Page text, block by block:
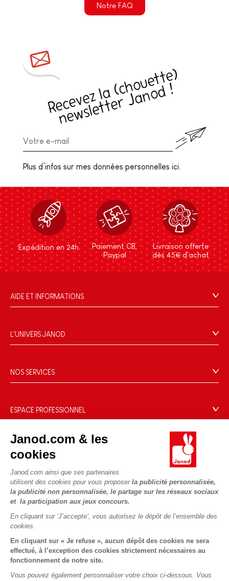
Janod.com & les
cookies
Janod.com ainsi que ses partenaires
utilisent des cookies pour vous proposer la publicité personnalisée,
la publicité non personnalisée, le partage sur les réseaux sociaux
et la participation aux jeux concours.
En cliquant sur ‘J’accepte’, vous autorisez le dépôt de l’ensemble des
cookies.
En cliquant sur « Je refuse », aucun dépôt des cookies ne sera
effectué, à l’exception des cookies strictement nécessaires au
fonctionnement de notre site.
Vous pouvez également personnaliser votre choix ci-dessous. Vous
Notre FAQ
R
e
c
e
v
e
z
l
a
(
c
h
o
u
e
t
t
e
)
n
e
w
sl
e
t
t
e
r
J
a
n
o
d
!
Plus d’infos sur mes données personnelles ici.
Expédition en 24h
Paiement CB,
Paypal
Livraison offerte
dès 45€ d'achat
AIDE ET INFORMATIONS
FAQ
Contact
Rappel Produits
Données personnelles
Gestion des cookies
Conditions du #YesJanod
L'UNIVERS JANOD
Le design
Blog Conseils d'Experts
Le FSC®, c'est quoi ?
Sélection de jouets par âge
Fiche environnementale
NOS SERVICES
Paiement
Livraison
Règles du jeu & notices
Nos guides d'achat
ESPACE PROFESSIONNEL
Espace recrutement
NOUS SUIVRE